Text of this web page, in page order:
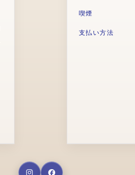
喫煙
支払い方法